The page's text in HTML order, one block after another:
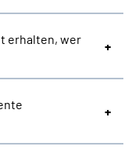
erhalten, wer